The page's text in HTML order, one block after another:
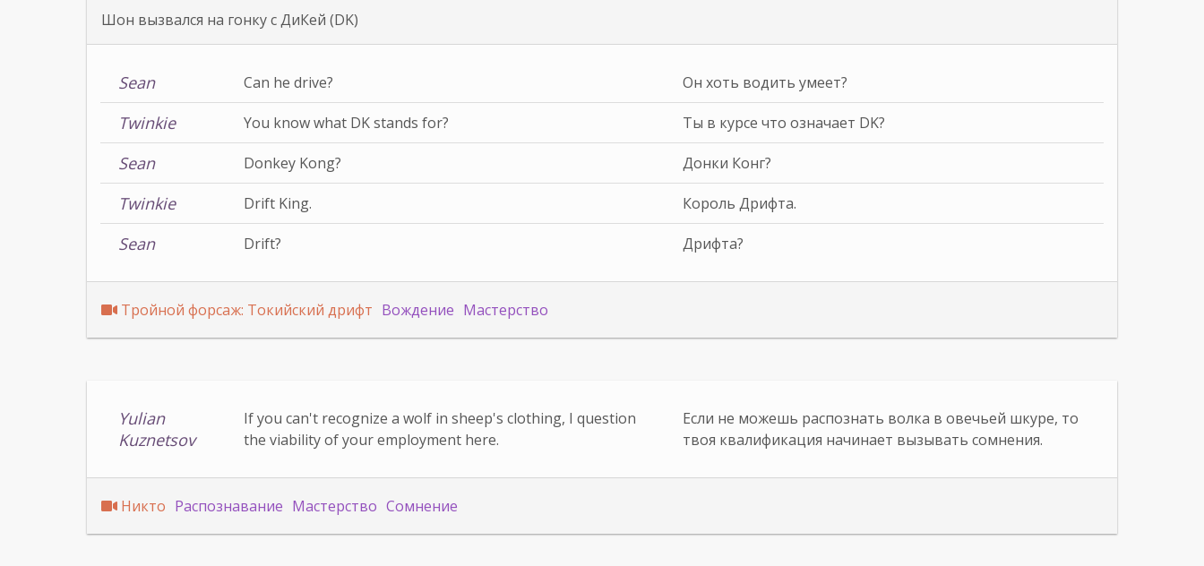
Шон вызвался на гонку с ДиКей (DK)
Sean Can he drive? Он хоть водить умеет?
Twinkie You know what DK stands for? Ты в курсе что означает DK?
Sean Donkey Kong? Донки Конг?
Twinkie Drift King. Король Дрифта.
Sean Drift? Дрифта?
Тройной форсаж: Токийский дрифт Вождение Мастерство
Yulian
Kuznetsov
If you can't recognize a wolf in sheep's clothing, I question
the viability of your employment here.
Если не можешь распознать волка в овечьей шкуре, то
твоя квалификация начинает вызывать сомнения.
Никто Распознавание Мастерство Сомнение